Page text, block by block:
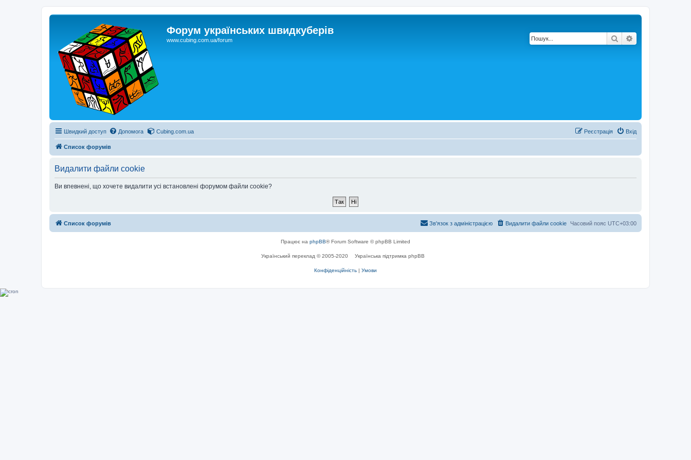
Форум українських швидкуберів
www.cubing.com.ua/forum Пошук
Швидкий доступ Допомога Cubing.com.ua Вхід
Реєстрація
Список форумів
Видалити файли cookie
Ви впевнені, що хочете видалити усі встановлені форумом файли cookie?
Список форумів Часовий пояс UTC+03:00
Видалити файли cookie
Зв'язок з адміністрацією
Працює на phpBB® Forum Software © phpBB Limited
Український переклад © 2005-2020 Українська підтримка phpBB
Конфіденційність | Умови